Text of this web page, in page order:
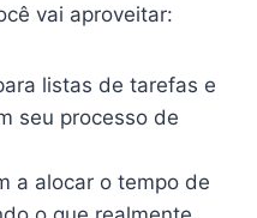
vai aproveitar:
listas de tarefas e
seu processo de
a alocar o tempo de